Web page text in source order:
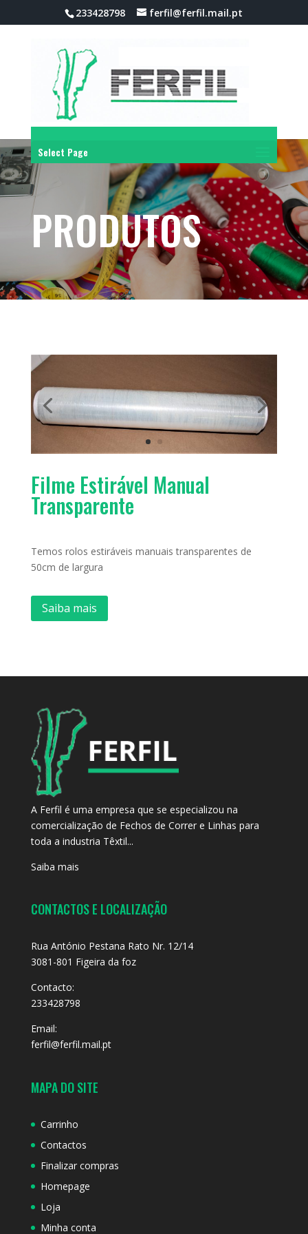
233428798 ferfil@ferfil.mail.pt
Select Page
PRODUTOS
Filme Estirável Manual
Transparente
Temos rolos estiráveis manuais transparentes de
50cm de largura
Saiba mais
A Ferfil é uma empresa que se especializou na
comercialização de Fechos de Correr e Linhas para
toda a industria Têxtil...
Saiba mais
CONTACTOS E LOCALIZAÇÃO
Rua António Pestana Rato Nr. 12/14
3081-801 Figeira da foz
Contacto:
233428798
Email:
ferfil@ferfil.mail.pt
MAPA DO SITE
Carrinho
Contactos
Finalizar compras
Homepage
Loja
Minha conta